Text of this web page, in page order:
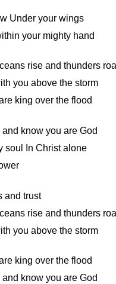
Under your wings
your mighty hand
rise and thunders
you above the storm
king over the flood
and know you are God
soul In Christ alone
and trust
rise and thunders
you above the storm
king over the flood
and know you are God